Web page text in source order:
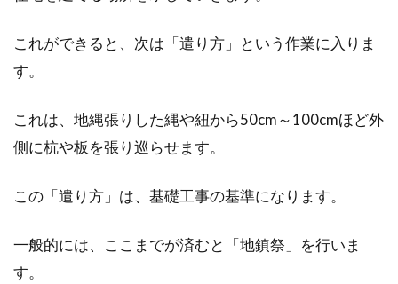
これができると、次は「遣り方」という作業に入りま
す。
これは、地縄張りした縄や紐から50cm～100cmほど外
側に杭や板を張り巡らせます。
この「遣り方」は、基礎工事の基準になります。
一般的には、ここまでが済むと「地鎮祭」を行いま
す。